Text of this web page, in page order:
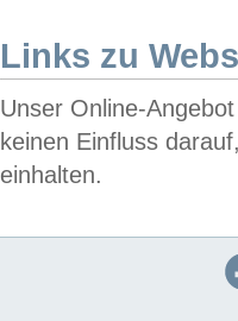
Links zu
Unser Online-
keinen Einfluss
einhalten.